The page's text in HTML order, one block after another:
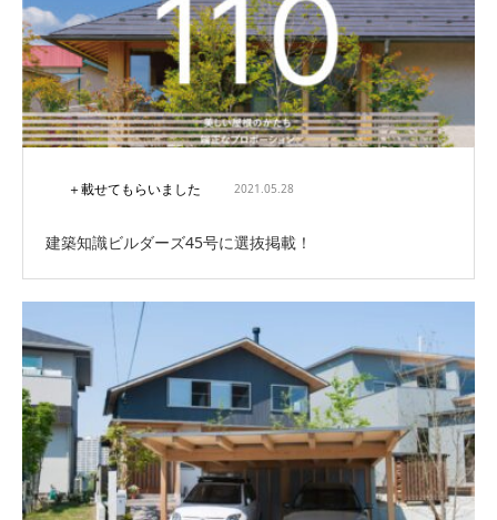
＋載せてもらいました 2021.05.28
建築知識ビルダーズ45号に選抜掲載！